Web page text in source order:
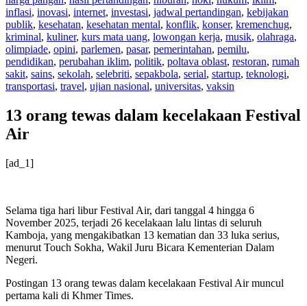
inflasi, inovasi, internet, investasi, jadwal pertandingan, kebijakan
publik, kesehatan, kesehatan mental, konflik, konser, kremenchug,
kriminal, kuliner, kurs mata uang, lowongan kerja, musik, olahraga,
olimpiade, opini, parlemen, pasar, pemerintahan, pemilu,
pendidikan, perubahan iklim, politik, poltava oblast, restoran, rumah
sakit, sains, sekolah, selebriti, sepakbola, serial, startup, teknologi,
transportasi, travel, ujian nasional, universitas, vaksin
13 orang tewas dalam kecelakaan Festival
Air
[ad_1]
Selama tiga hari libur Festival Air, dari tanggal 4 hingga 6
November 2025, terjadi 26 kecelakaan lalu lintas di seluruh
Kamboja, yang mengakibatkan 13 kematian dan 33 luka serius,
menurut Touch Sokha, Wakil Juru Bicara Kementerian Dalam
Negeri.
Postingan 13 orang tewas dalam kecelakaan Festival Air muncul
pertama kali di Khmer Times.